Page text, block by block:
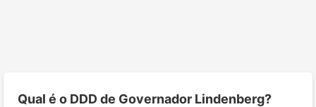
Qual é o DDD de Governador Lindenberg?